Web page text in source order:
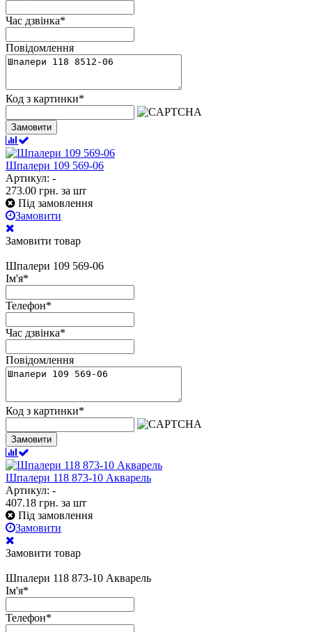
Час дзвінка*
Повідомлення
Код з картинки*
Замовити
Шпалери 109 569-06
Артикул: -
273.00 грн. за шт
Під замовлення
Замовити
Замовити товар
Шпалери 109 569-06
Ім'я*
Телефон*
Час дзвінка*
Повідомлення
Код з картинки*
Замовити
Шпалери 118 873-10 Акварель
Артикул: -
407.18 грн. за шт
Під замовлення
Замовити
Замовити товар
Шпалери 118 873-10 Акварель
Ім'я*
Телефон*